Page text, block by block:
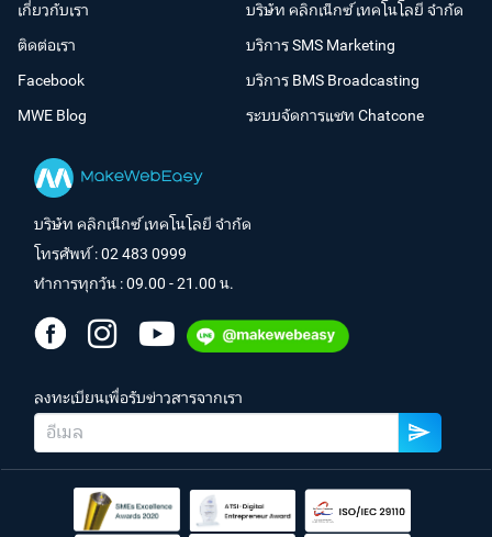
เกี่ยวกับเรา
ติดต่อเรา
Facebook
MWE Blog
บริษัท คลิกเน็กซ์ เทคโนโลยี จำกัด
บริการ SMS Marketing
บริการ BMS Broadcasting
ระบบจัดการแชท Chatcone
บริษัท คลิกเน็กซ์ เทคโนโลยี จำกัด
โทรศัพท์ :02 483 0999
ทำการทุกวัน : 09.00 - 21.00 น.
ลงทะเบียนเพื่อรับข่าวสารจากเรา